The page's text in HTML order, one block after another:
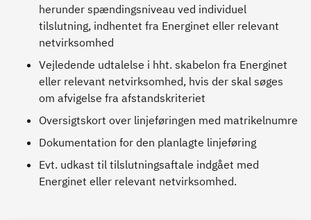
herunder spændingsniveau ved individuel
tilslutning, indhentet fra Energinet eller relevant
netvirksomhed
Vejledende udtalelse i hht. skabelon fra Energinet
eller relevant netvirksomhed, hvis der skal søges
om afvigelse fra afstandskriteriet
Oversigtskort over linjeføringen med matrikelnumre
Dokumentation for den planlagte linjeføring
Evt. udkast til tilslutningsaftale indgået med
Energinet eller relevant netvirksomhed.